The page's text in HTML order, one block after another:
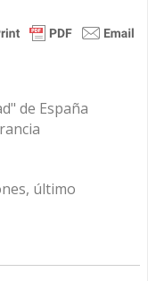
de España
último